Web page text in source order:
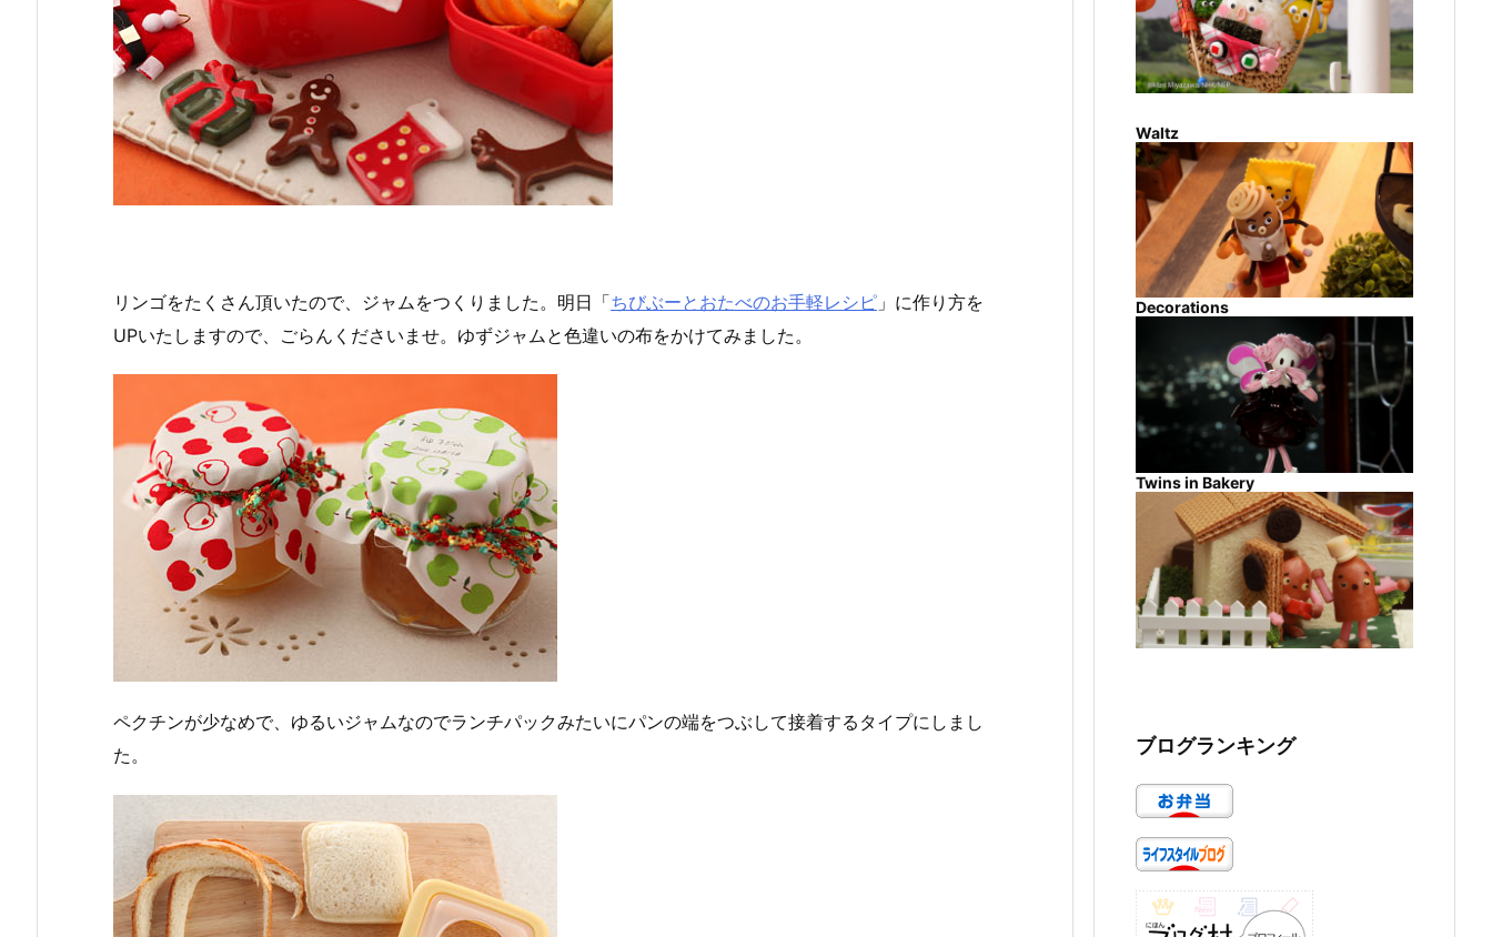
リンゴをたくさん頂いたので、ジャムをつくりました。明日「ちびぶーとおたべのお手軽レシピ 」に作り方を
UPいたしますので、ごらんくださいませ。ゆずジャムと色違いの布をかけてみました。
ペクチンが少なめで、ゆるいジャムなのでランチパックみたいにパンの端をつぶして接着するタイプにしまし
た。
Waltz
Decorations
Twins in Bakery
ブログランキング